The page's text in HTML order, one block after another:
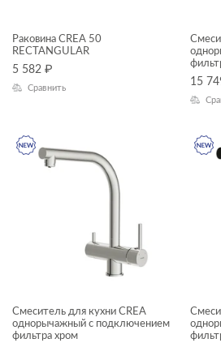
Раковина CREA 50
RECTANGULAR
5 582 ₽
Сравнить 15
Смеситель для кухни CREA
однорычажный с подключением
фильтра хром